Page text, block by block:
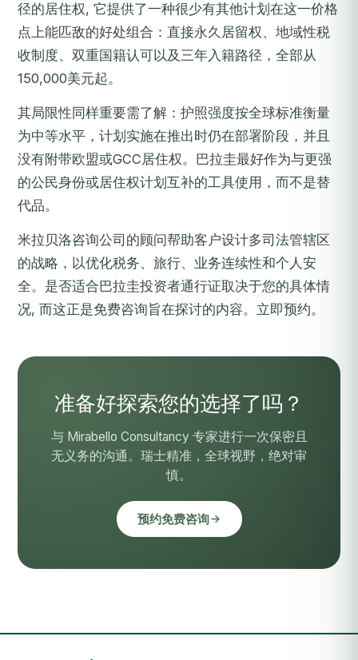
径的居住权, 它提供了一种很少有其他计划在这一价格
点上能匹敌的好处组合：直接永久居留权、地域性税
收制度、双重国籍认可以及三年入籍路径，全部从
150,000美元起。
其局限性同样重要需了解：护照强度按全球标准衡量
为中等水平，计划实施在推出时仍在部署阶段，并且
没有附带欧盟或GCC居住权。巴拉圭最好作为与更强
的公民身份或居住权计划互补的工具使用，而不是替
代品。
米拉贝洛咨询公司的顾问帮助客户设计多司法管辖区
的战略，以优化税务、旅行、业务连续性和个人安
全。是否适合巴拉圭投资者通行证取决于您的具体情
况, 而这正是免费咨询旨在探讨的内容。 立即预约。
准备好探索您的选择了吗？
与 Mirabello Consultancy 专家进行一次保密且
无义务的沟通。瑞士精准，全球视野，绝对审
慎。
预约免费咨询